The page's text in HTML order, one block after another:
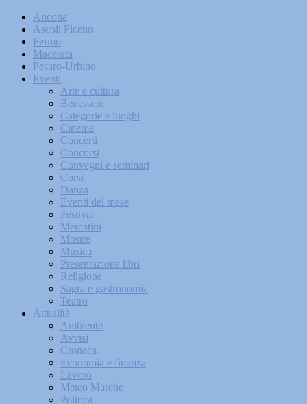
Ancona
Ascoli Piceno
Fermo
Macerata
Pesaro-Urbino
Eventi
Arte e cultura
Benessere
Categorie e luoghi
Cinema
Concerti
Concorsi
Convegni e seminari
Corsi
Danza
Eventi del mese
Festival
Mercatini
Mostre
Musica
Presentazione libri
Religione
Sagra e gastronomia
Teatro
Attualità
Ambiente
Avvisi
Cronaca
Economia e finanza
Lavoro
Meteo Marche
Politica